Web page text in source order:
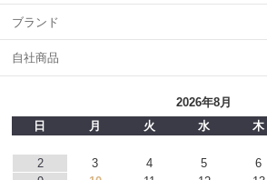
ブランド
自社商品
2026年8月
日
月 火 水 木
2
3 4 5 6